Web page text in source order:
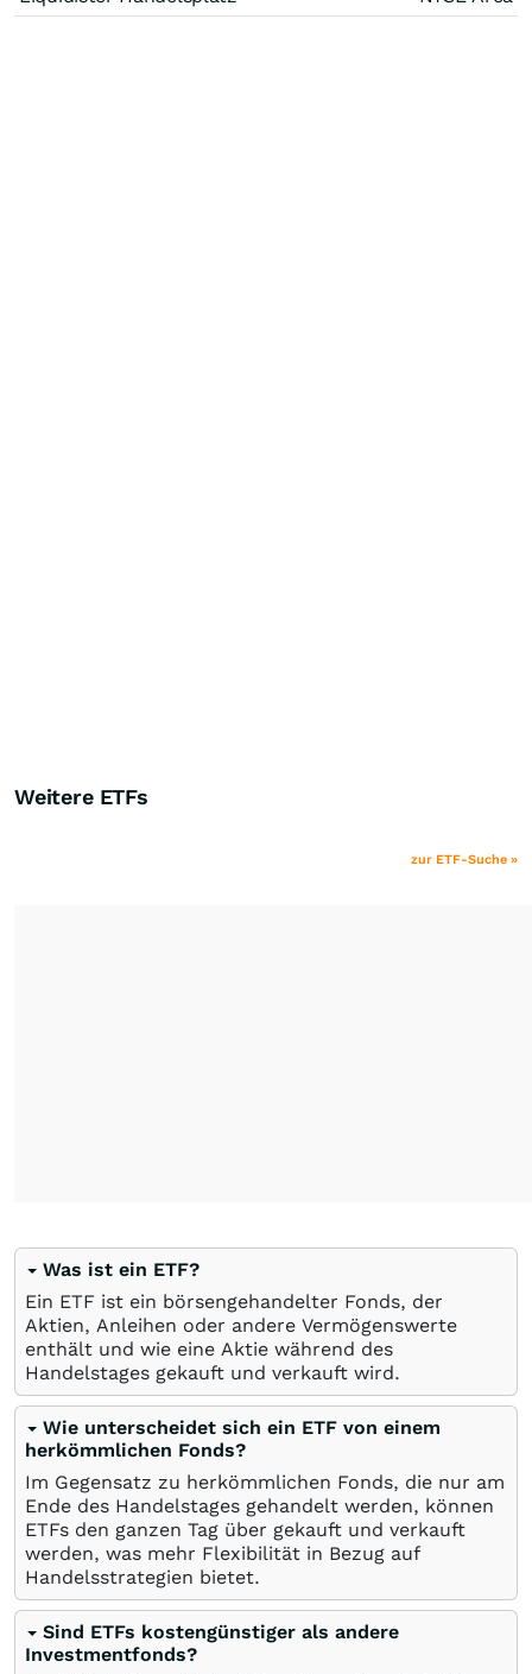
Weitere ETFs
zur ETF-Suche »
Was ist ein ETF?
Ein ETF ist ein börsengehandelter Fonds, der
Aktien, Anleihen oder andere Vermögenswerte
enthält und wie eine Aktie während des
Handelstages gekauft und verkauft wird.
Wie unterscheidet sich ein ETF von einem
herkömmlichen Fonds?
Im Gegensatz zu herkömmlichen Fonds, die nur am
Ende des Handelstages gehandelt werden, können
ETFs den ganzen Tag über gekauft und verkauft
werden, was mehr Flexibilität in Bezug auf
Handelsstrategien bietet.
Sind ETFs kostengünstiger als andere
Investmentfonds?